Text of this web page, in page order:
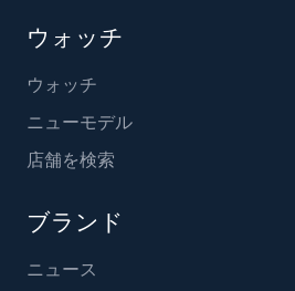
ウォッチ
ウォッチ
ニューモデル
店舗を検索
ブランド
ニュース